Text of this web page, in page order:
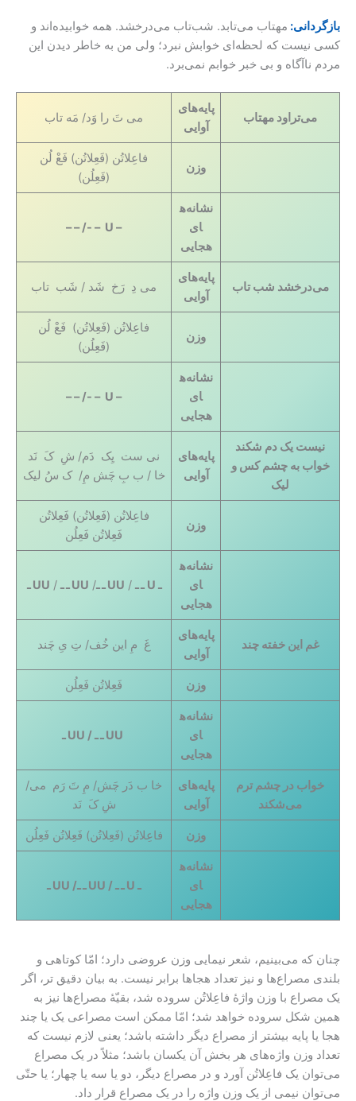
بازگردانی: مهتاب می‌تابد. شب‌تاب می‌درخشد. همه خوابیده‌اند و
کسی نیست که لحظه‌‌ای خوابش نبرد؛ ولی من به خاطر دیدن این
مردم ناآگاه و بی خبر خوابم نمی‌برد.
می‌تراود مهتاب
پایه‌های
آوایی
می تَ را وَد/ مَه تاب
وزن
فاعِلاتُن (فَعِلاتُن) فَعْ لُن
(فَعِلُن)
نشانه‌ه
ای
هجایی
– U – -/ – –
می‌درخشد شب تاب
پایه‌های
آوایی
می دِ رَخ شَد / شَب تاب
وزن
فاعِلاتُن (فَعِلاتُن) فَعْ لُن
(فَعِلُن)
نشانه‌ه
ای
هجایی
– U – -/ – –
نیست یک دم شکند
خواب به چشم کس و
لیک
پایه‌های
آوایی
نی ست یِک دَم/ شِ کَ نَد
خا / ب بِ چَش مِ/ ک سُ لیک
وزن
فاعِلاتُن (فَعِلاتُن) فَعِلاتُن
فَعِلاتُن فَعِلُن
نشانه‌ه
ای
هجایی
ـ U ـ ـ / UU ـ ـ / UU ـ ـ / UU ـ
غم این خفته چند
پایه‌های
آوایی
غَ مِ این خُف/ تِ یِ چَند
وزن فَعِلاتُن فَعِلُن
نشانه‌ه
ای
هجایی
UU ـ ـ / UU ـ
خواب در چشم ترم
می‌شکند
پایه‌های
آوایی
خا ب دَر چَش/ مِ تَ رَم می/
شِ کَ نَد
وزن فاعِلاتُن (فَعِلاتُن) فَعِلاتُن فَعِلُن
نشانه‌ه
ای
هجایی
ـ U ـ ـ / UU ـ ـ / UU ـ
چنان که می‌بینیم، شعر نیمایی وزن عروضی دارد؛ امّا کوتاهی و
بلندی مصراع‌ها و نیز تعداد هجاها برابر نیست. به بیان دقیق تر، اگر
یک مصراع با وزن واژۀ فاعِلاتُن سروده شد، بقیّۀ مصراع‌ها نیز به
همین شکل سروده خواهد شد؛ امّا ممکن است مصراعی یک یا چند
هجا یا پایه بیشتر از مصراع دیگر داشته باشد؛ یعنی لازم نیست که
تعداد وزن واژه‌های هر بخش آن یکسان باشد؛ مثلاً در یک مصراع
می‌توان یک فاعِلاتُن آورد و در مصراع دیگر، دو یا سه یا چهار؛ یا حتّی
می‌توان نیمی از یک وزن واژه را در یک مصراع قرار داد.